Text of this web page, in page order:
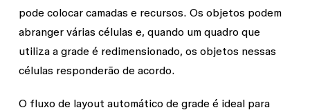
pode colocar camadas e recursos. Os objetos podem
abranger várias células e, quando um quadro que
utiliza a grade é redimensionado, os objetos nessas
células responderão de acordo.
O fluxo de layout automático de grade é ideal para